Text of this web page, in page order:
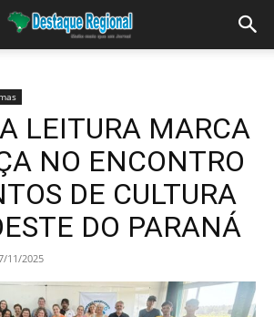
LEITURA MARCA
NO ENCONTRO
DE CULTURA
DO PARANÁ
11/2025